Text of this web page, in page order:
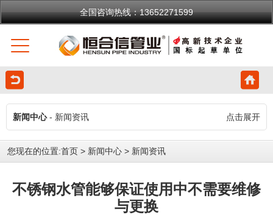
全国咨询热线：13652271599
新闻中心- 新闻资讯 点击展开
您现在的位置:首页 > 新闻中心 > 新闻资讯
不锈钢水管能够保证使用中不需要维修
与更换